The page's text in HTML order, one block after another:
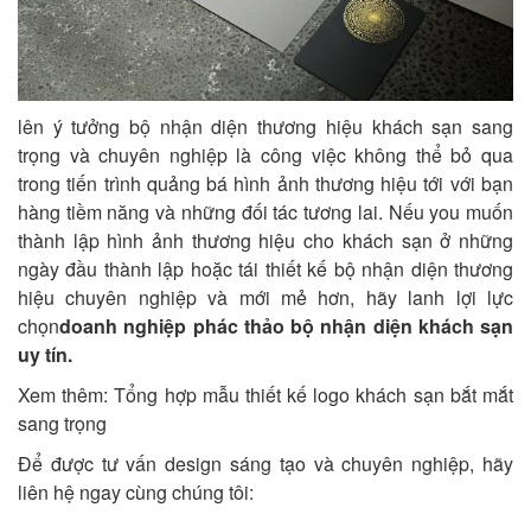
lên ý tưởng bộ nhận diện thương hiệu khách sạn sang
trọng và chuyên nghiệp là công việc không thể bỏ qua
trong tiến trình quảng bá hình ảnh thương hiệu tới với bạn
hàng tiềm năng và những đối tác tương lai. Nếu you muốn
thành lập hình ảnh thương hiệu cho khách sạn ở những
ngày đầu thành lập hoặc tái thiết kế bộ nhận diện thương
hiệu chuyên nghiệp và mới mẻ hơn, hãy lanh lợi lực
chọndoanh nghiệp phác thảo bộ nhận diện khách sạn
uy tín.
Xem thêm:Tổng hợp mẫu thiết kế logo khách sạn bắt mắt
sang trọng
Để được tư vấn design sáng tạo và chuyên nghiệp, hãy
liên hệ ngay cùng chúng tôi: